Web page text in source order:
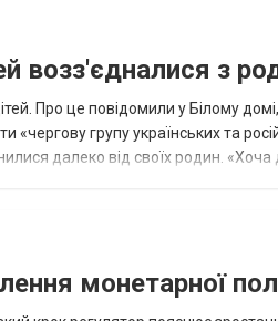
возз'єдналися з
Про це повідомили у Білому
групу українських та
далеко від своїх родин.
монетарної